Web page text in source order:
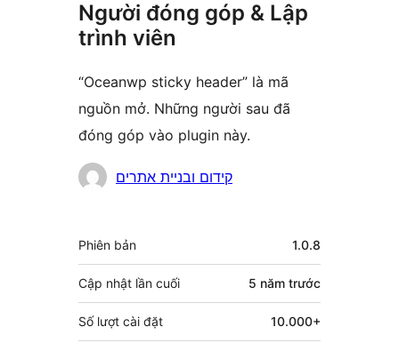
Người đóng góp & Lập
trình viên
“Oceanwp sticky header” là mã
nguồn mở. Những người sau đã
đóng góp vào plugin này.
Những
góp
קידום ובניית אתרים
Meta
Phiên bản 1.0.8
Cập nhật lần cuối 5 năm trước
Số lượt cài đặt 10.000+